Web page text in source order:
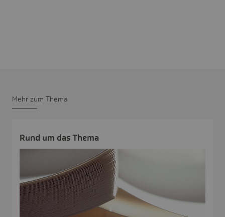
Mehr zum Thema
Rund um das Thema